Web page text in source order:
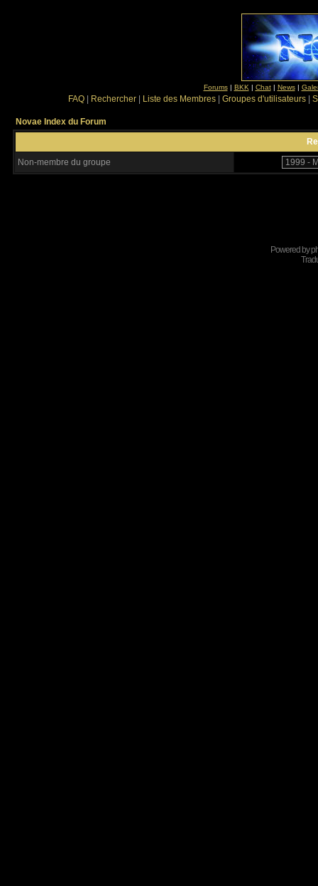
Forums| BKK | Chat| News|
FAQ Rechercher Liste des Membres Groupes d'utilisateurs
Novae Index du Forum
Non-membre du groupe
Powered by